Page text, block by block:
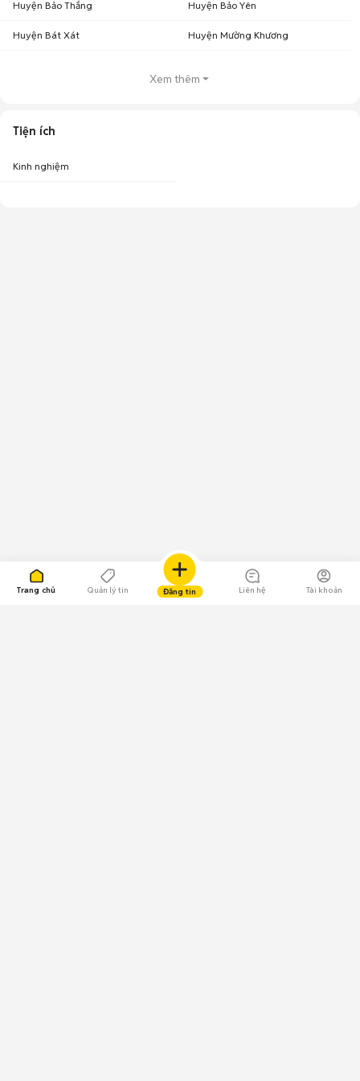
Trang chủ Quản lý tin Đăng tin Liên hệ Tài khoản
Huyện Bảo Thắng Huyện Bảo Yên
Huyện Bát Xát Huyện Mường Khương
Xem thêm
Tiện ích
Kinh nghiệm